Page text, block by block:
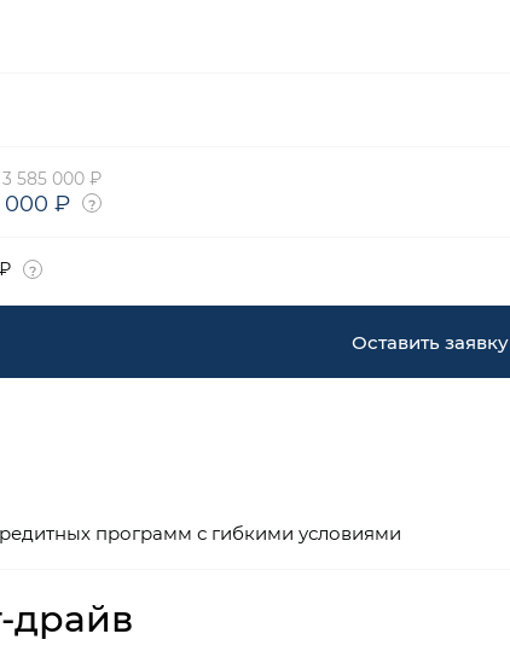
3 585 000 ₽
000 ₽
Оставить заявку
программ с гибкими условиями
драйв